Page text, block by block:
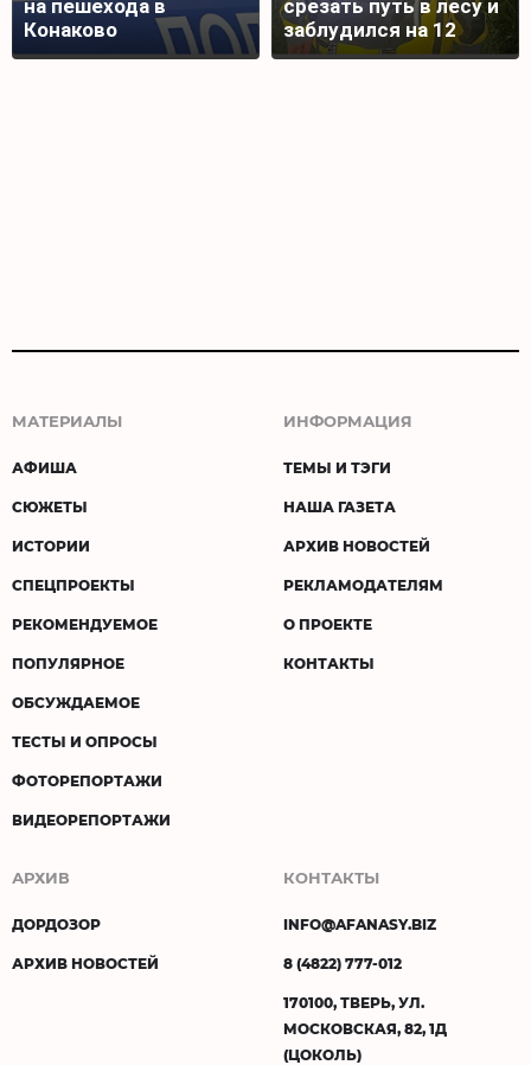
на пешехода в
Конаково
срезать путь в лесу и
заблудился на 12
часов
МАТЕРИАЛЫ
АФИША
СЮЖЕТЫ
ИСТОРИИ
СПЕЦПРОЕКТЫ
РЕКОМЕНДУЕМОЕ
ПОПУЛЯРНОЕ
ОБСУЖДАЕМОЕ
ТЕСТЫ И ОПРОСЫ
ФОТОРЕПОРТАЖИ
ВИДЕОРЕПОРТАЖИ
ИНФОРМАЦИЯ
ТЕМЫ И ТЭГИ
НАША ГАЗЕТА
АРХИВ НОВОСТЕЙ
РЕКЛАМОДАТЕЛЯМ
О ПРОЕКТЕ
КОНТАКТЫ
АРХИВ
ДОРДОЗОР
АРХИВ НОВОСТЕЙ
КОНТАКТЫ
INFO@AFANASY.BIZ
8 (4822) 777-012
170100, ТВЕРЬ, УЛ.
МОСКОВСКАЯ, 82, 1Д
(ЦОКОЛЬ)